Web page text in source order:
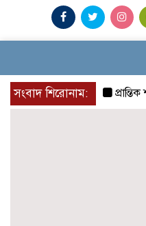
সংবাদ শিরোনাম:
প্রান্তিক